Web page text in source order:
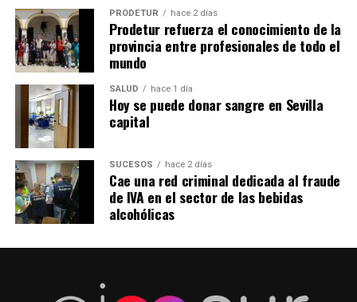
PRODETUR hace 2 días
Prodetur refuerza el conocimiento de la
provincia entre profesionales de todo el
mundo
SALUD hace 1 día
Hoy se puede donar sangre en Sevilla
capital
SUCESOS hace 2 días
Cae una red criminal dedicada al fraude
de IVA en el sector de las bebidas
alcohólicas